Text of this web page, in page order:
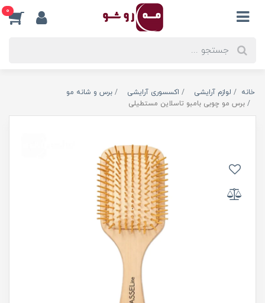
0
خانه لوازم آرایشی اکسسوری آرایشی
برس و شانه مو
برس مو چوبی بامبو تاسلاین مستطیلی